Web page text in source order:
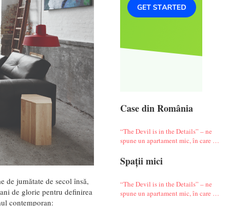
Case din România
“The Devil is in the Details” – ne
spune un apartament mic, în care te
Spații mici
“The Devil is in the Details” – ne
spune un apartament mic, în care te
de jumătate de secol însă,
de glorie pentru definirea
contemporan: